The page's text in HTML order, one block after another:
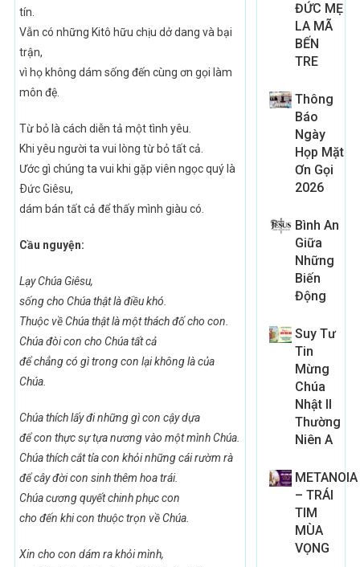
tín.
Vẫn có những Kitô hữu chịu dở dang và bại
trận,
vì họ không dám sống đến cùng ơn gọi làm
môn đệ.
Từ bỏ là cách diễn tả một tình yêu.
Khi yêu người ta vui lòng từ bỏ tất cả.
Ước gì chúng ta vui khi gặp viên ngọc quý là
Ðức Giêsu,
dám bán tất cả để thấy mình giàu có.
Cầu nguyện:
Lạy Chúa Giêsu,
sống cho Chúa thật là điều khó.
Thuộc về Chúa thật là một thách đố cho con.
Chúa đòi con cho Chúa tất cả
để chẳng có gì trong con lại không là của
Chúa.
Chúa thích lấy đi những gì con cậy dựa
để con thực sự tựa nương vào một mình Chúa.
Chúa thích cắt tỉa con khỏi những cái rườm rà
để cây đời con sinh thêm hoa trái.
Chúa cương quyết chinh phục con
cho đến khi con thuộc trọn về Chúa.
Xin cho con dám ra khỏi mình,
ĐỨC MẸ
LA MÃ
BẾN
TRE
Thông
Báo
Ngày
Họp Mặt
Ơn Gọi
2026
Bình An
Giữa
Những
Biến
Động
Suy Tư
Tin
Mừng
Chúa
Nhật II
Thường
Niên A
METANOIA
– TRÁI
TIM
MÙA
VỌNG